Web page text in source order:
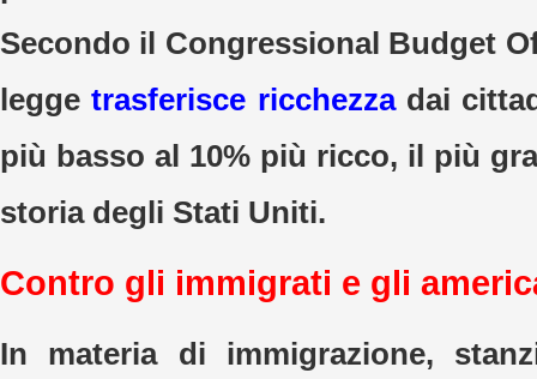
Secondo il Congressional Budget
leggetrasferisce ricchezza dai
più basso al 10% più ricco, il più
storia degli Stati Uniti.
Contro gli immigrati e gli
In materia di immigrazione,